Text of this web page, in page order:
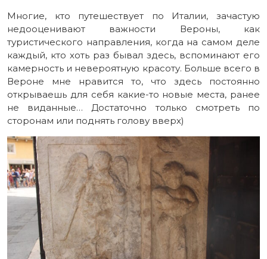
Многие, кто путешествует по Италии, зачастую
недооценивают важности Вероны, как
туристического направления, когда на самом деле
каждый, кто хоть раз бывал здесь, вспоминают его
камерность и невероятную красоту. Больше всего в
Вероне мне нравится то, что здесь постоянно
открываешь для себя какие-то новые места, ранее
не виданные… Достаточно только смотреть по
сторонам или поднять голову вверх)